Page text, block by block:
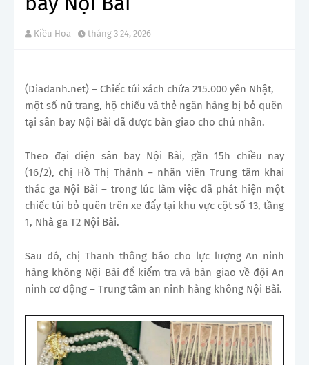
Kiều Hoa tháng 3 24, 2026
(Diadanh.net) – Chiếc túi xách chứa 215.000 yên Nhật,
một số nữ trang, hộ chiếu và thẻ ngân hàng bị bỏ quên
tại sân bay Nội Bài đã được bàn giao cho chủ nhân.
Theo đại diện sân bay Nội Bài, gần 15h chiều nay
(16/2), chị Hồ Thị Thành – nhân viên Trung tâm khai
thác ga Nội Bài – trong lúc làm việc đã phát hiện một
chiếc túi bỏ quên trên xe đẩy tại khu vực cột số 13, tầng
1, Nhà ga T2 Nội Bài.
Sau đó, chị Thanh thông báo cho lực lượng An ninh
hàng không Nội Bài để kiểm tra và bàn giao về đội An
ninh cơ động – Trung tâm an ninh hàng không Nội Bài.